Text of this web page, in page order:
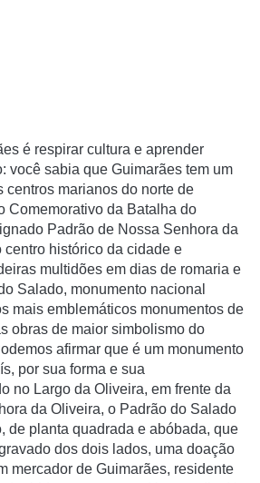
é respirar cultura e aprender
você sabia que Guimarães tem um
centros marianos do norte de
Comemorativo da Batalha do
Padrão de Nossa Senhora da
histórico da cidade e
multidões em dias de romaria e
Salado, monumento nacional
mais emblemáticos monumentos de
obras de maior simbolismo do
afirmar que é um monumento
por sua forma e sua
no Largo da Oliveira, em frente da
da Oliveira, o Padrão do Salado
de planta quadrada e abóbada, que
dos dois lados, uma doação
mercador de Guimarães, residente